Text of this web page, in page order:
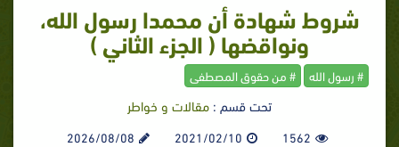
شروط شهادة أن محمدا رسول الله،
ونواقضها ( الجزء الثاني )
# رسول الله # من حقوق المصطفى
تحت قسم : مقالات و خواطر
1562
2021/02/10
2026/08/08